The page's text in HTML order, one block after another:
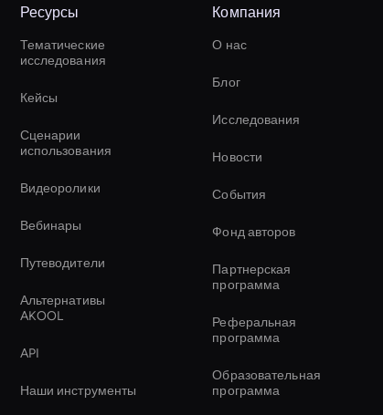
Ресурсы
Тематические
исследования
Кейсы
Сценарии
использования
Видеоролики
Вебинары
Путеводители
Альтернативы
AKOOL
API
Наши инструменты
Компания
О нас
Блог
Исследования
Новости
События
Фонд авторов
Партнерская
программа
Реферальная
программа
Образовательная
программа